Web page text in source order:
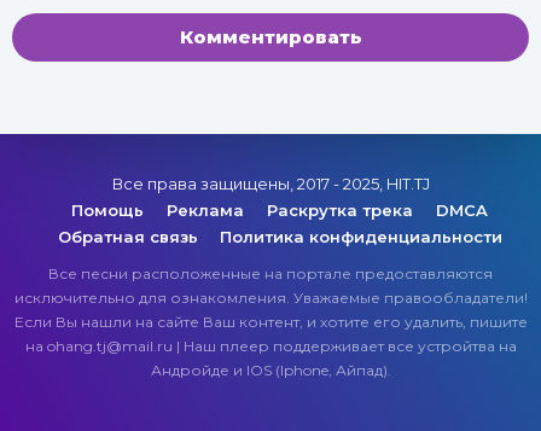
Комментировать
Все права защищены, 2017 - 2025, HIT.TJ
Помощь
Реклама Раскрутка трека
DMCA
Обратная связь
Политика конфиденциальности
Все песни расположенные на портале предоставляются
исключительно для ознакомления. Уважаемые правообладатели!
Если Вы нашли на сайте Ваш контент, и хотите его удалить, пишите
на ohang.tj@mail.ru | Наш плеер поддерживает все устройтва на
Андройде и IOS (Iphone, Айпад).